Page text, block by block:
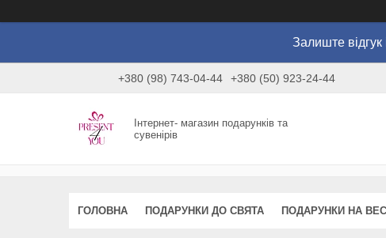
Залиште
+380 (98) 743-04-44 +380 (50) 923-24-44
Інтернет- магазин подарунків та
сувенірів
ГОЛОВНА ПОДАРУНКИ ДО СВЯТА ПОДАРУНКИ НА